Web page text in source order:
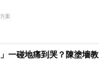
案
」一碰地痛到哭？陳塗墻教